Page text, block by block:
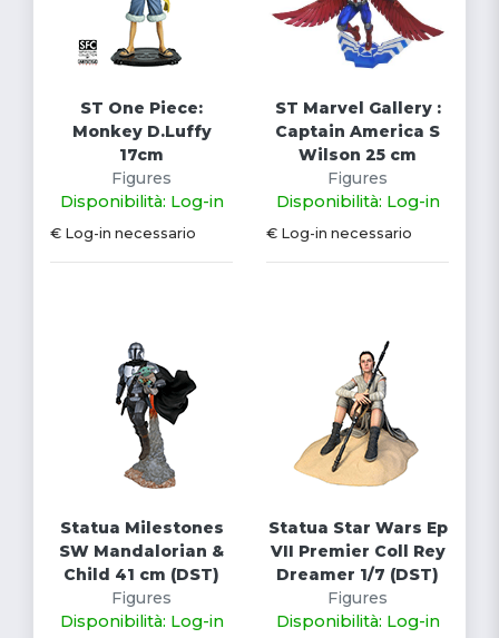
ST One Piece:
Monkey D.Luffy
17cm
Figures
Disponibilità: Log-in
€ Log-in necessario
ST Marvel Gallery :
Captain America S
Wilson 25 cm
Figures
Disponibilità: Log-in
€ Log-in necessario
Statua Milestones
SW Mandalorian &
Child 41 cm (DST)
Figures
Disponibilità: Log-in
Statua Star Wars Ep
VII Premier Coll Rey
Dreamer 1/7 (DST)
Figures
Disponibilità: Log-in